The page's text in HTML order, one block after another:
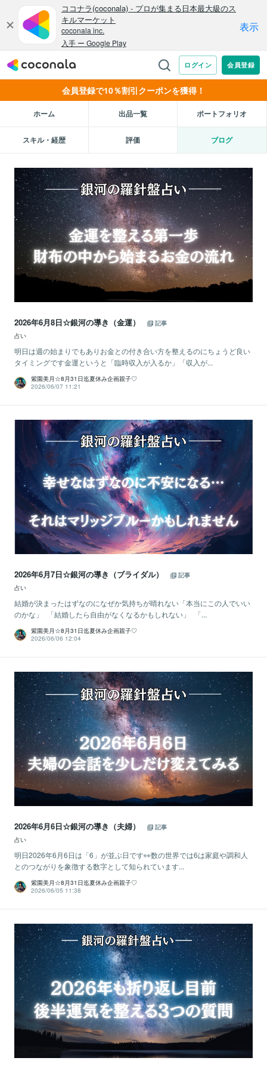
会員登録で10％割引クーポンを獲得！
ホーム 出品一覧 ポートフォリオ
スキル・経歴 評価 ブログ
2026年6月8日☆銀河の導き（金運）
記事
占い
明日は週の始まりでもありお金との付き合い方を整えるのにちょうど良い
タイミングです金運というと「臨時収入が入るか」「収入が...
紫園美月☆8月31日迄夏休み企画親子♡
2026/06/07 11:21
2026年6月7日☆銀河の導き（ブライダル）
記事
占い
結婚が決まったはずなのになぜか気持ちが晴れない「本当にこの人でいい
のかな」 「結婚したら自由がなくなるかもしれない」 「...
紫園美月☆8月31日迄夏休み企画親子♡
2026/06/06 12:04
2026年6月6日☆銀河の導き（夫婦）
記事
占い
明日2026年6月6日は「6」が並ぶ日です👀数の世界では6は家庭や調和人
とのつながりを象徴する数字として知られています...
紫園美月☆8月31日迄夏休み企画親子♡
2026/06/05 11:38